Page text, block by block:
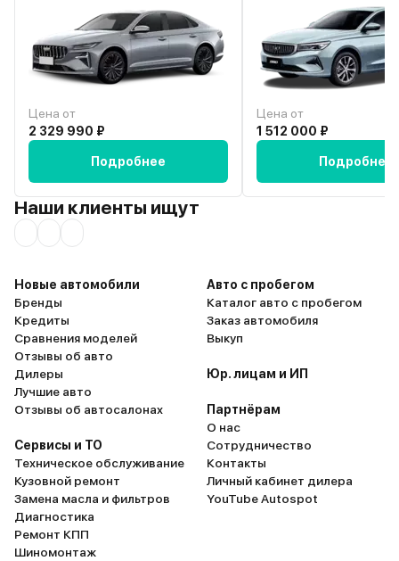
Цена от
2 329 990 ₽
Подробнее
Цена от
1 512 000 ₽
Подробнее
Наши клиенты ищут
Новые автомобили
Бренды
Кредиты
Сравнения моделей
Отзывы об авто
Дилеры
Лучшие авто
Отзывы об автосалонах
Сервисы и ТО
Техническое обслуживание
Кузовной ремонт
Замена масла и фильтров
Диагностика
Ремонт КПП
Шиномонтаж
Авто с пробегом
Каталог авто с пробегом
Заказ автомобиля
Выкуп
Юр. лицам и ИП
Партнёрам
О нас
Сотрудничество
Контакты
Личный кабинет дилера
YouTube Autospot